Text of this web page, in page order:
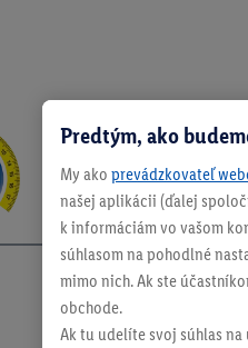
Predtým, ako
My ako prevádzkovateľ
našej aplikácii (ďalej
k informáciám vo vašom
súhlasom na pohodlné
mimo nich. Ak ste
obchode.
Ak tu udelíte svoj súhlas